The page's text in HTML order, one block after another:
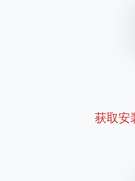
获取安